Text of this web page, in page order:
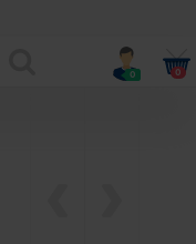
0 0